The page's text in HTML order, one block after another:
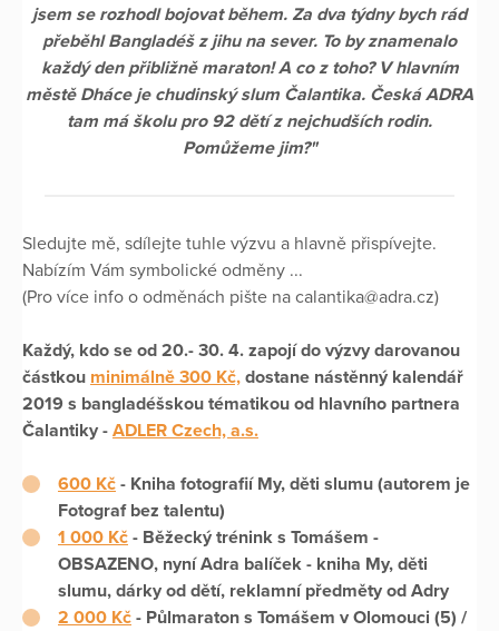
jsem se rozhodl bojovat během. Za dva týdny bych rád
přeběhl Bangladéš z jihu na sever. To by znamenalo
každý den přibližně maraton! A co z toho? V hlavním
městě Dháce je chudinský slum Čalantika. Česká ADRA
tam má školu pro 92 dětí z nejchudších rodin.
Pomůžeme jim?"
Sledujte mě, sdílejte tuhle výzvu a hlavně přispívejte.
Nabízím Vám symbolické odměny ...
(Pro více info o odměnách pište na calantika@adra.cz)
Každý, kdo se od 20.- 30. 4. zapojí do výzvy darovanou
částkou minimálně 300 Kč, dostane nástěnný kalendář
2019 s bangladéšskou tématikou od hlavního partnera
Čalantiky - ADLER Czech, a.s.
600 Kč - Kniha fotografií My, děti slumu (autorem je
Fotograf bez talentu)
1 000 Kč - Běžecký trénink s Tomášem -
OBSAZENO, nyní Adra balíček - kniha My, děti
slumu, dárky od dětí, reklamní předměty od Adry
2 000 Kč - Půlmaraton s Tomášem v Olomouci (5) /